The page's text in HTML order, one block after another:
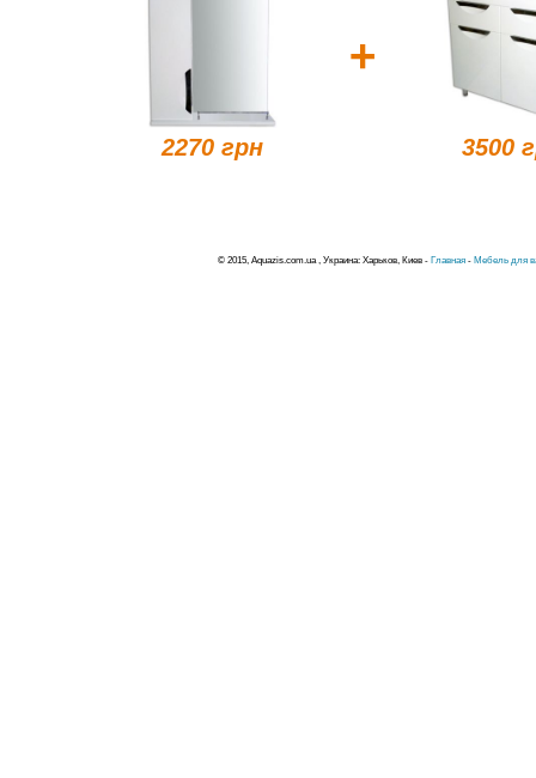
2270 грн
+
3500
© 2015, Aquazis.com.ua , Украина: Харьков, Киев - Главная- Мебель для